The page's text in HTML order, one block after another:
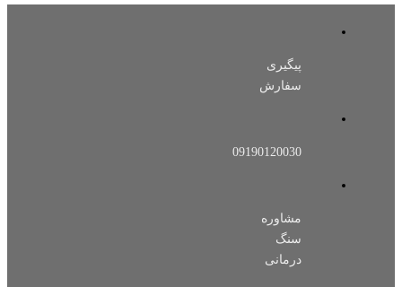
پیگیری
سفارش
09190120030
مشاوره
درمانی